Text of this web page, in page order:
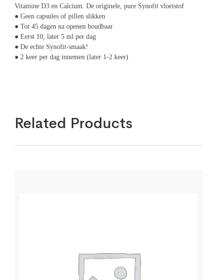
Vitamine D3 en Calcium. De originele, pure Synofit vloeistof
● Geen capsules of pillen slikken
● Tot 45 dagen na openen houdbaar
● Eerst 10, later 5 ml per dag
● De echte Synofit-smaak!
● 2 keer per dag innemen (later 1-2 keer)
Related Products